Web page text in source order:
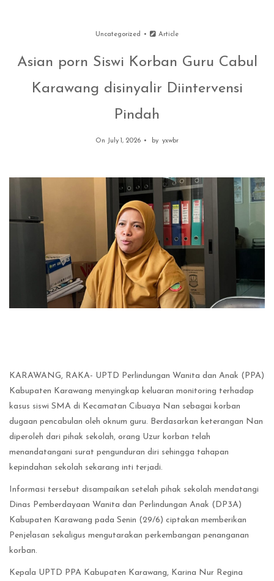
Uncategorized Article
Asian porn Siswi Korban Guru Cabul
Karawang disinyalir Diintervensi
Pindah
On July 1, 2026 by yxwbr
KARAWANG, RAKA- UPTD Perlindungan Wanita dan Anak (PPA)
Kabupaten Karawang menyingkap keluaran monitoring terhadap
kasus siswi SMA di Kecamatan Cibuaya Nan sebagai korban
dugaan pencabulan oleh oknum guru. Berdasarkan keterangan Nan
diperoleh dari pihak sekolah, orang Uzur korban telah
menandatangani surat pengunduran diri sehingga tahapan
kepindahan sekolah sekarang inti terjadi.
‎Informasi tersebut disampaikan setelah pihak sekolah mendatangi
Dinas Pemberdayaan Wanita dan Perlindungan Anak (DP3A)
Kabupaten Karawang pada Senin (29/6) ciptakan memberikan
Penjelasan sekaligus mengutarakan perkembangan penanganan
korban.
‎‎Kepala UPTD PPA Kabupaten Karawang, Karina Nur Regina